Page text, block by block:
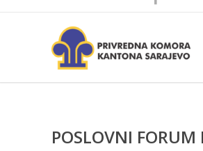
POSLOVNI FORUM